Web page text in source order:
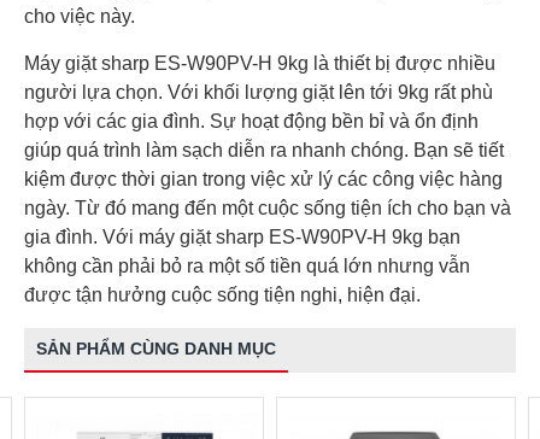
cho việc này.
Máy giặt sharp ES-W90PV-H 9kg là thiết bị được nhiều
người lựa chọn. Với khối lượng giặt lên tới 9kg rất phù
hợp với các gia đình. Sự hoạt động bền bỉ và ổn định
giúp quá trình làm sạch diễn ra nhanh chóng. Bạn sẽ tiết
kiệm được thời gian trong việc xử lý các công việc hàng
ngày. Từ đó mang đến một cuộc sống tiện ích cho bạn và
gia đình. Với máy giặt sharp ES-W90PV-H 9kg bạn
không cần phải bỏ ra một số tiền quá lớn nhưng vẫn
được tận hưởng cuộc sống tiện nghi, hiện đại.
SẢN PHẨM CÙNG DANH MỤC